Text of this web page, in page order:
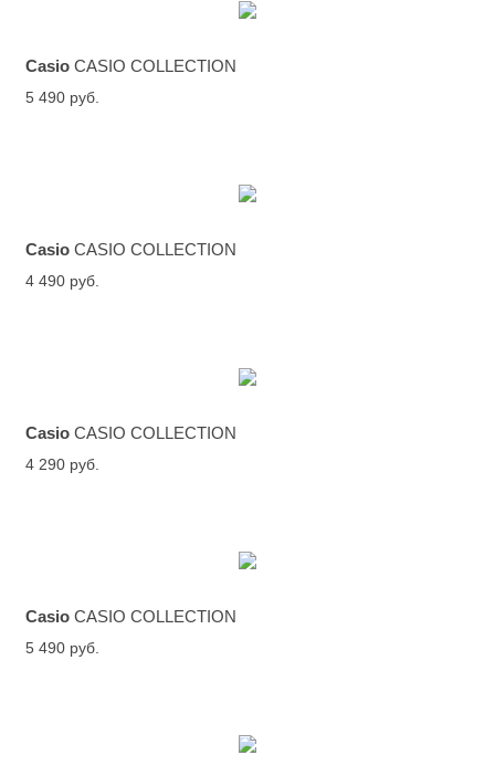
Casio CASIO COLLECTION
5 490 руб.
Casio CASIO COLLECTION
4 490 руб.
Casio CASIO COLLECTION
4 290 руб.
Casio CASIO COLLECTION
5 490 руб.